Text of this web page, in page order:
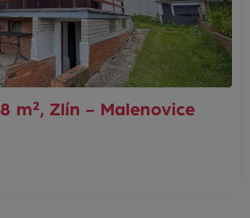
m², Zlín - Malenovice